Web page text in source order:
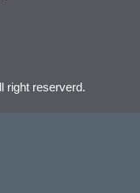
right reserverd.